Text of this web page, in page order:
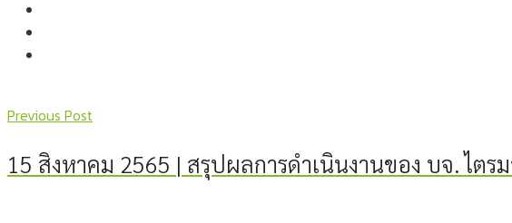
Previous Post
15 สิงหาคม 2565 | สรุปผลการดำเนินงานของ บจ. ไต